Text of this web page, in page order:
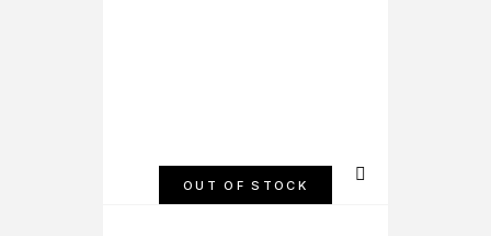
OUT OF STOCK